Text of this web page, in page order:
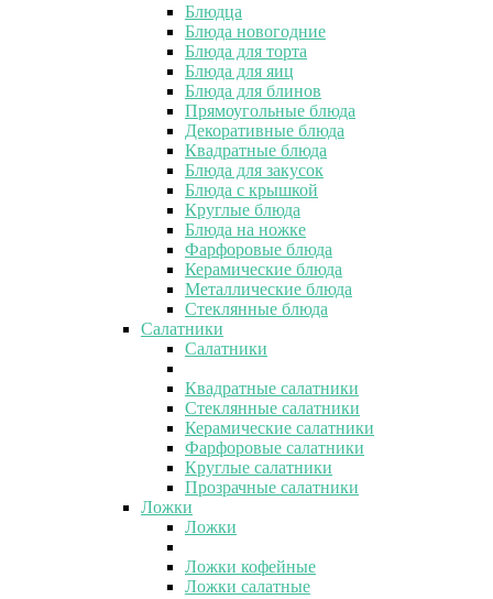
Блюдца
Блюда новогодние
Блюда для торта
Блюда для яиц
Блюда для блинов
Прямоугольные блюда
Декоративные блюда
Квадратные блюда
Блюда для закусок
Блюда с крышкой
Круглые блюда
Блюда на ножке
Фарфоровые блюда
Керамические блюда
Металлические блюда
Стеклянные блюда
Салатники
Салатники
Квадратные салатники
Стеклянные салатники
Керамические салатники
Фарфоровые салатники
Круглые салатники
Прозрачные салатники
Ложки
Ложки
Ложки кофейные
Ложки салатные